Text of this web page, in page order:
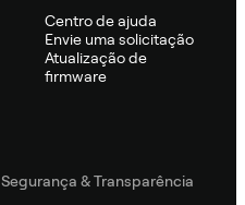
Centro de ajuda
Envie uma solicitação
Atualização de
firmware
Segurança & Transparência